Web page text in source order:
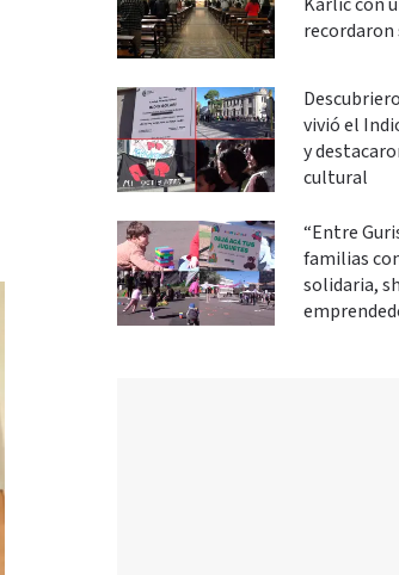
Karlic con
recordaron
vivió el
y
cultural
“Entre
familias
solidaria,